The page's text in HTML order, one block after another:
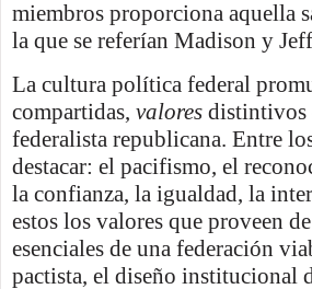
miembros proporciona aquella
la que se referían Madison y
La cultura política federal
compartidas, valores distintivos
federalista republicana. Entre
destacar: el pacifismo, el
la confianza, la igualdad, la
estos los valores que proveen
esenciales de una federación
pactista, el diseño institucional